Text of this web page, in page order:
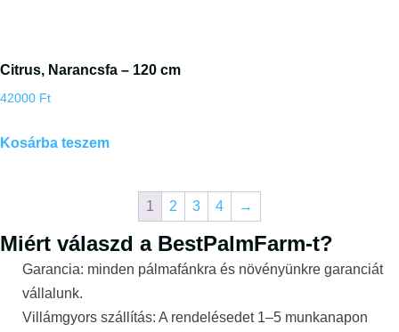
Citrus, Narancsfa – 120 cm
42000 Ft
Kosárba teszem
1 2 3 4 →
Miért válaszd a BestPalmFarm-t?
Garancia: minden pálmafánkra és növényünkre garanciát
vállalunk.
Villámgyors szállítás: A rendelésedet 1–5 munkanapon